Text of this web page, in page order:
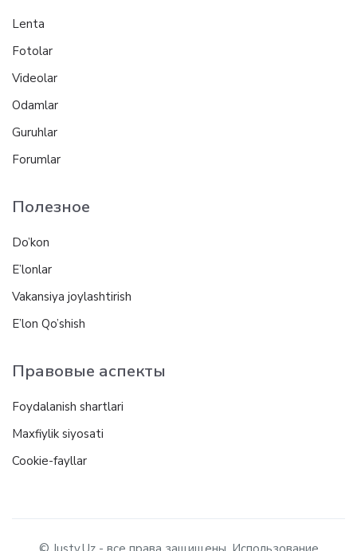
Lenta
Fotolar
Videolar
Odamlar
Guruhlar
Forumlar
Полезное
Do’kon
E’lonlar
Vakansiya joylashtirish
E’lon Qo’shish
Правовые аспекты
Foydalanish shartlari
Maxfiylik siyosati
Cookie-fayllar